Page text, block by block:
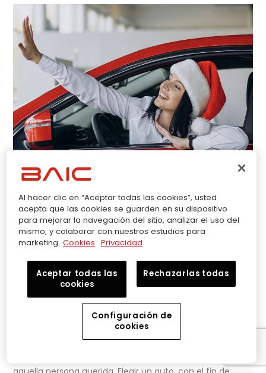
Elegir un auto para
Navidad es ideal y
conoce el porqué
Autos
BAIC
autos ecuador
vehiculos ecuador
La Navidad es una época especial, porque es el tiempo
de dar y recibir. Es aún más emotivo cuando cada
Al hacer clic en “Aceptar todas las cookies”, usted
acepta que las cookies se guarden en su dispositivo
para mejorar la navegación del sitio, analizar el uso del
mismo, y colaborar con nuestros estudios para
marketing. Cookies Privacidad
Aceptar todas las
cookies
Rechazarlas todas
Configuración de
cookies